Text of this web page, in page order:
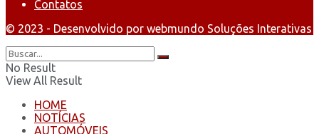
Contatos
© 2023 - Desenvolvido por webmundo Soluções Interativas
No Result
View All Result
HOME
NOTÍCIAS
AUTOMÓVEIS